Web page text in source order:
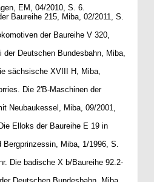
EM, 04/2010, S. 6.
Baureihe 215, Miba, 02/2011, S.
der Baureihe V 320,
der Deutschen Bundesbahn, Miba,
sächsische XVIII H, Miba,
Die 2'B-Maschinen der
Neubaukessel, Miba, 09/2001,
Elloks der Baureihe E 19 in
Bergprinzessin, Miba, 1/1996, S.
Die badische X b/Baureihe 92.2-